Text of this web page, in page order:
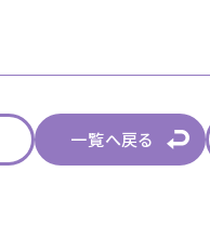
一覧へ戻る